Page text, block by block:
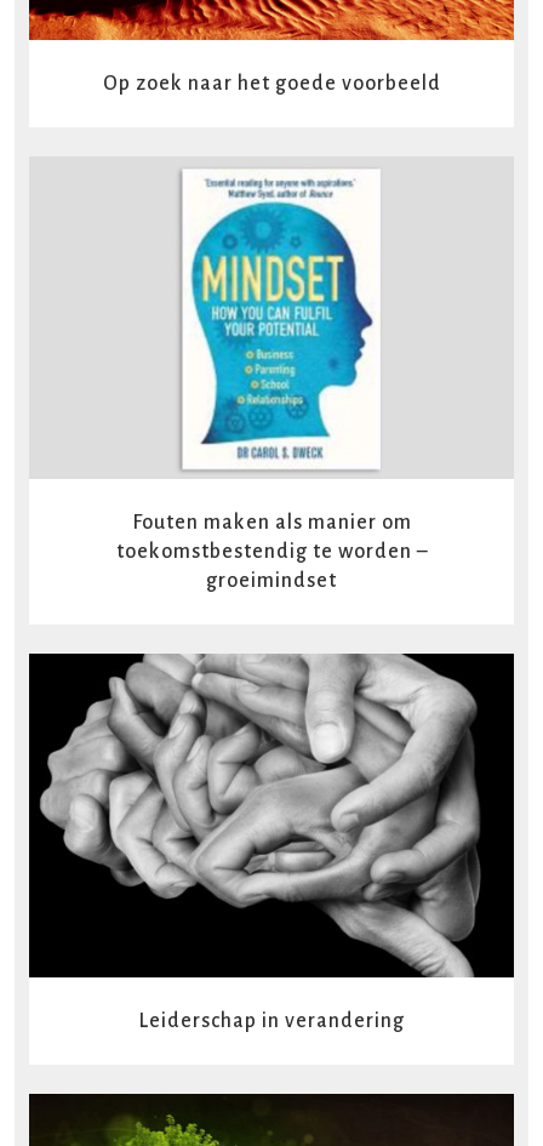
Op zoek naar het goede voorbeeld
READ MORE
Fouten maken als manier om
toekomstbestendig te worden –
groeimindset
READ MORE
Leiderschap in verandering